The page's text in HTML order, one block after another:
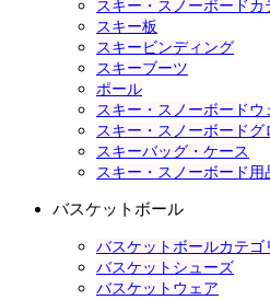
スキー・スノーボードカ
スキー板
スキービンディング
スキーブーツ
ポール
スキー・スノーボードウ
スキー・スノーボードグ
スキーバッグ・ケース
スキー・スノーボード用
バスケットボール
バスケットボールカテゴ
バスケットシューズ
バスケットウェア